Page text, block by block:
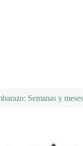
Semanas y meses